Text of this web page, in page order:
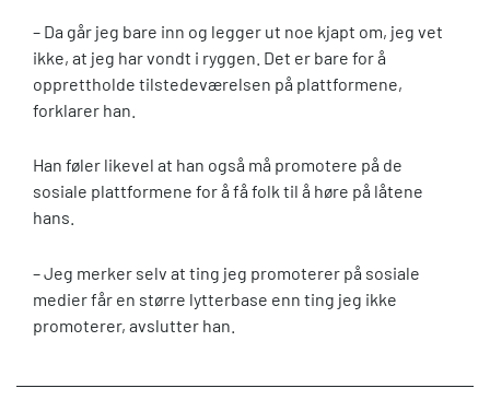
– Da går jeg bare inn og legger ut noe kjapt om, jeg vet
ikke, at jeg har vondt i ryggen. Det er bare for å
opprettholde tilstedeværelsen på plattformene,
forklarer han.
Han føler likevel at han også må promotere på de
sosiale plattformene for å få folk til å høre på låtene
hans.
– Jeg merker selv at ting jeg promoterer på sosiale
medier får en større lytterbase enn ting jeg ikke
promoterer, avslutter han.